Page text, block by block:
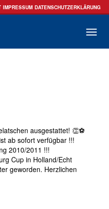
IMPRESSUM DATENSCHUTZERKLÄRUNG
ausgestattet! 👏⚽
ab sofort verfügbar !!!
2010/2011 !!!
Cup in Holland/Echt
geworden. Herzlichen